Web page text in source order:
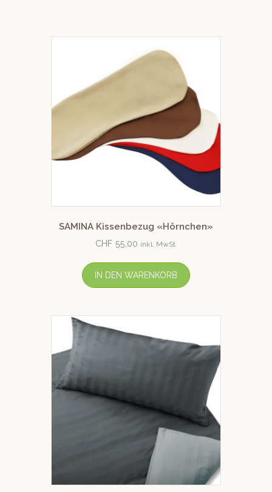
SAMINA Kissenbezug «Hörnchen»
CHF 55.00 inkl. MwSt.
IN DEN WARENKORB